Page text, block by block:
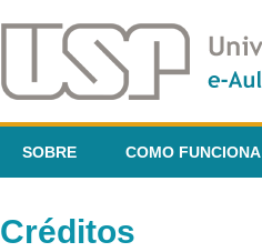
SOBRE COMO FUNCIONA
Créditos